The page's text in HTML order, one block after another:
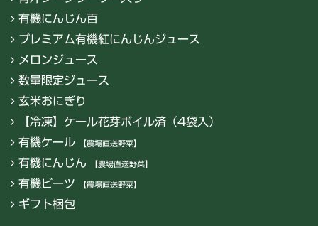
有機にんじん百
プレミアム有機紅にんじんジュース
メロンジュース
数量限定ジュース
玄米おにぎり
【冷凍】ケール花芽ボイル済（4袋入）
有機ケール
【農場直送野菜】
有機にんじん 【農場直送野菜】
有機ビーツ 【農場直送野菜】
ギフト梱包